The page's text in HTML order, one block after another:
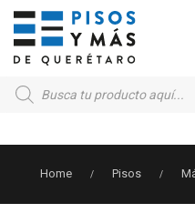
Products
search
Home / Pisos /